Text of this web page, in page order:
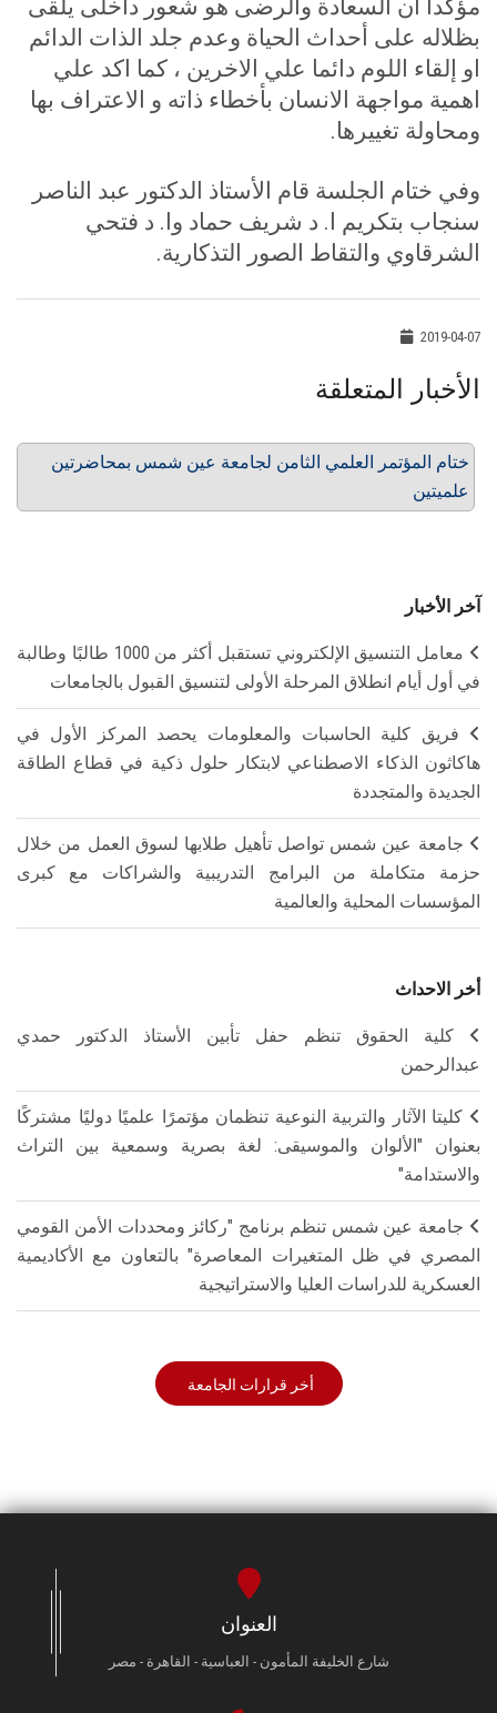
مؤكدآ ان السعادة والرضى هو شعور داخلى يلقى
بظلاله على أحداث الحياة وعدم جلد الذات الدائم
او إلقاء اللوم دائما علي الاخرين ، كما اكد علي
اهمية مواجهة الانسان بأخطاء ذاته و الاعتراف بها
ومحاولة تغييرها.
وفي ختام الجلسة قام الأستاذ الدكتور عبد الناصر
سنجاب بتكريم ا. د شريف حماد وا. د فتحي
الشرقاوي والتقاط الصور التذكارية.
2019-04-07
الأخبار المتعلقة
ختام المؤتمر العلمي الثامن لجامعة عين شمس بمحاضرتين
علميتين
آخر الأخبار
معامل التنسيق الإلكتروني تستقبل أكثر من 1000 طالبًا وطالبة
في أول أيام انطلاق المرحلة الأولى لتنسيق القبول بالجامعات
فريق كلية الحاسبات والمعلومات يحصد المركز الأول في
هاكاثون الذكاء الاصطناعي لابتكار حلول ذكية في قطاع الطاقة
الجديدة والمتجددة
جامعة عين شمس تواصل تأهيل طلابها لسوق العمل من خلال
حزمة متكاملة من البرامج التدريبية والشراكات مع كبرى
المؤسسات المحلية والعالمية
أخر الاحداث
كلية الحقوق تنظم حفل تأبين الأستاذ الدكتور حمدي
عبدالرحمن
كليتا الآثار والتربية النوعية تنظمان مؤتمرًا علميًا دوليًا مشتركًا
بعنوان "الألوان والموسيقى: لغة بصرية وسمعية بين التراث
والاستدامة"
جامعة عين شمس تنظم برنامج "ركائز ومحددات الأمن القومي
المصري في ظل المتغيرات المعاصرة" بالتعاون مع الأكاديمية
العسكرية للدراسات العليا والاستراتيجية
أخر قرارات الجامعة
العنوان
شارع الخليفة المأمون - العباسية - القاهرة - مصر